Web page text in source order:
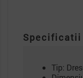
Specificatii
Tip: